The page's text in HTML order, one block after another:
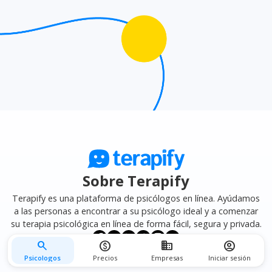
search
Psicologos
monetization_on
Precios
business
Empresas
account_circle
Iniciar sesión
Sobre Terapify
Terapify es una plataforma de psicólogos en línea. Ayúdamos
a las personas a encontrar a su psicólogo ideal y a comenzar
su terapia psicológica en línea de forma fácil, segura y privada.